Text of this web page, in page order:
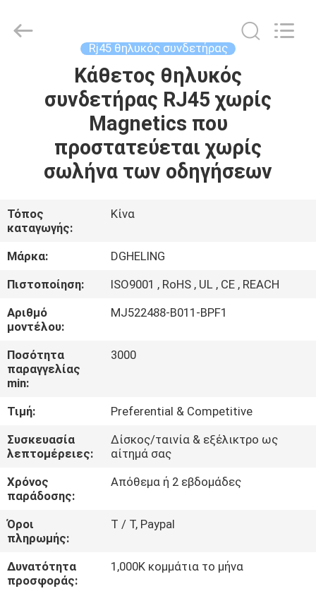
ΠΡΟΪΌΝΤΑ
ΠΕΡΊΠΟΥ
ΓΎΡΟΣ
ΕΡΓΟΣΤΑΣΊΩΝ
ΠΟΙΟΤΙΚΌΣ
ΈΛΕΓΧΟΣ
ΜΑΣ
ΣΕ
ΕΠΑΦΉ
ΖΗΤΉΣΤΕ
ΈΝΑ
ΑΠΌΣΠΑΣΜΑ
Rights
Rj45 θηλυκός συνδετήρας
Κάθετος θηλυκός
συνδετήρας RJ45 χωρίς
Magnetics που
προστατεύεται χωρίς
σωλήνα των οδηγήσεων
Τόπος
καταγωγής:
Κίνα
Μάρκα:
DGHELING
Πιστοποίηση:
ISO9001 , RoHS , UL , CE , REACH
Αριθμό
μοντέλου:
MJ522488-B011-BPF1
Ποσότητα
παραγγελίας
min:
3000
Τιμή:
Preferential & Competitive
Συσκευασία
λεπτομέρειες:
Δίσκος/ταινία & εξέλικτρο ως
αίτημά σας
Χρόνος
παράδοσης:
Απόθεμα ή 2 εβδομάδες
Όροι
πληρωμής:
T / Τ, Paypal
Δυνατότητα
προσφοράς:
1,000K κομμάτια το μήνα